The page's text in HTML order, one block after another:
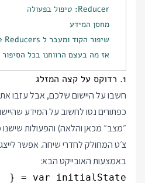
Reducer: טיפול בפעולה
מחסן המידע
שיפור הקוד ומעבר ל Pure Reducers
אז מה בעצם הרווחנו בכל
1. רדוקס על קצה המזלג
חשבו על היישום שלכם, אבל עזבו
כפתורים נסו לחשוב על המידע
״מצב״ מכאן והלאה) והפעולות שישנו
צ׳ט המחולק לחדרי שיחה. אפשר
באמצעות האובייקט הבא: